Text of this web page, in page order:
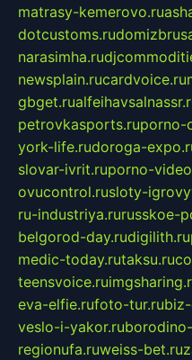
matrasy-kemerovo.ru
dotcustoms.ru
narasimha.ru
newsplain.rucardvoice.ru
gbget.ru
petrovkasports.ruporno-
york-life.rudoroga-
slovar-ivrit.ruporno-
ovucontrol.rusloty-
ru-industriya.rurusskoe-
belgorod-day.rudigilith.ru
medic-today.rutaksu.ru
teensvoice.ru
eva-elfie.rufoto-tur.ru
veslo-i-yakor.ru
regionufa.ruweiss-bet.ru